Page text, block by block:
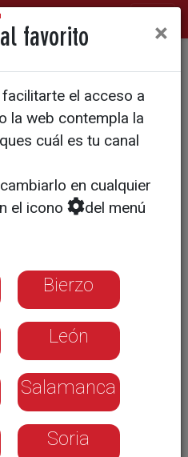
favorito ×
el acceso a
la web contempla la
cuál es tu canal
en cualquier
el icono
del menú
Bierzo
León
Salamanca
Soria